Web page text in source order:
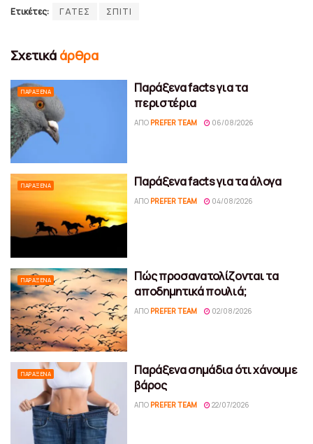
Ετικέτες: ΓΑΤΕΣ ΣΠΙΤΙ
Σχετικά άρθρα
ΠΑΡΆΞΕΝΑ
Παράξενα facts για τα
περιστέρια
ΑΠΌ PREFER TEAM 06/08/2026
ΠΑΡΆΞΕΝΑ Παράξενα facts για τα άλογα
ΑΠΌ PREFER TEAM 04/08/2026
ΠΑΡΆΞΕΝΑ
Πώς προσανατολίζονται τα
αποδημητικά πουλιά;
ΑΠΌ PREFER TEAM 02/08/2026
ΠΑΡΆΞΕΝΑ
Παράξενα σημάδια ότι χάνουμε
βάρος
ΑΠΌ PREFER TEAM 22/07/2026